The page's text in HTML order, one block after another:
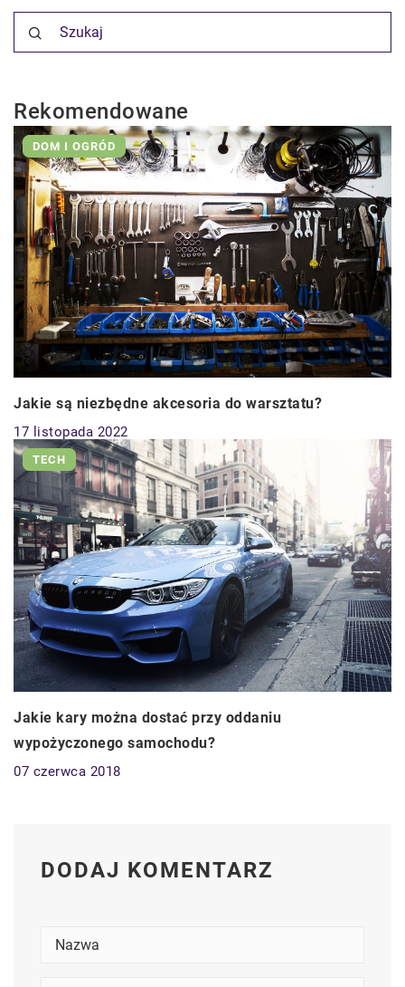
Rekomendowane
DOM I OGRÓD
Jakie są niezbędne akcesoria do warsztatu?
17 listopada 2022
TECH
Jakie kary można dostać przy oddaniu
wypożyczonego samochodu?
07 czerwca 2018
DODAJ KOMENTARZ